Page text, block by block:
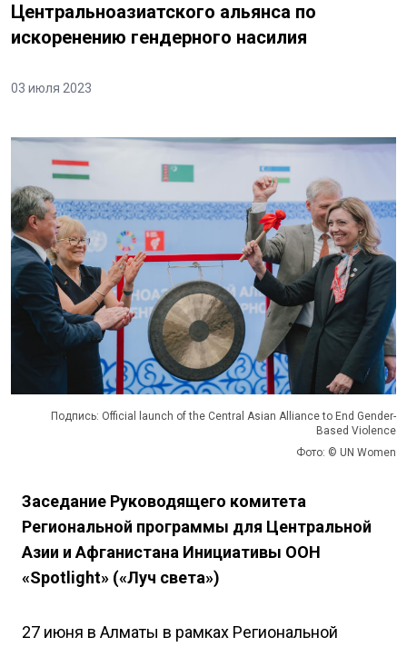
Центральноазиатского альянса по
искоренению гендерного насилия
03 июля 2023
Подпись: Official launch of the Central Asian Alliance to End Gender-
Based Violence
Фото: © UN Women
Заседание Руководящего комитета
Региональной программы для Центральной
Азии и Афганистана Инициативы ООН
«Spotlight» («Луч света»)
27 июня в Алматы в рамках Региональной